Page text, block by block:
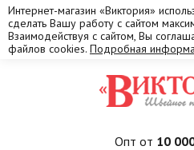
Интернет-магазин «Виктория»
сделать Вашу работу с сайтом
Взаимодействуя с сайтом, Вы
файлов cookies. Подробная
Опт от 10